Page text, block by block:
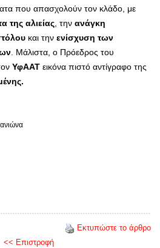
που απασχολούν τον κλάδο, με
της αλιείας , την ανάγκη
και την ενίσχυση των
. Μάλιστα, ο Πρόεδρος του
ΥφΑΑΤ εικόνα πιστό αντίγραφο της
Εκτυπώστε το άρθρο
<< Επιστροφή